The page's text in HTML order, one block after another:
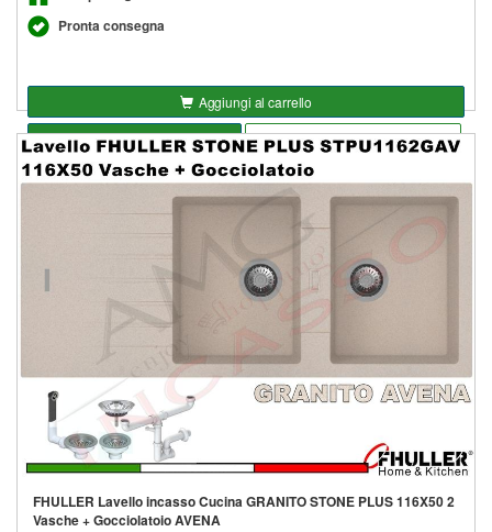
Pronta consegna
Aggiungi al carrello
Seleziona opzioni
Aggiungi alla lista
FHULLER Lavello incasso Cucina GRANITO STONE PLUS 116X50 2
Vasche + Gocciolatoio AVENA